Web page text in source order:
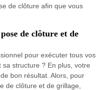
de clôture afin que vous
de clôture et de
pour exécuter tous vos
structure ? En plus, votre
bon résultat. Alors, pour
de clôture et de grillage,